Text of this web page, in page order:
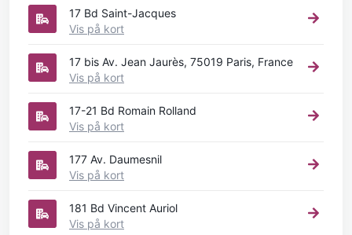
17 Bd Saint-Jacques
Vis på kort
17 bis Av. Jean Jaurès, 75019 Paris, France
Vis på kort
17-21 Bd Romain Rolland
Vis på kort
177 Av. Daumesnil
Vis på kort
181 Bd Vincent Auriol
Vis på kort